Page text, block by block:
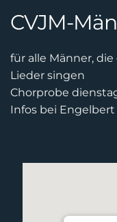
CVJM-
für alle Männer,
Lieder singen
Chorprobe
Infos bei